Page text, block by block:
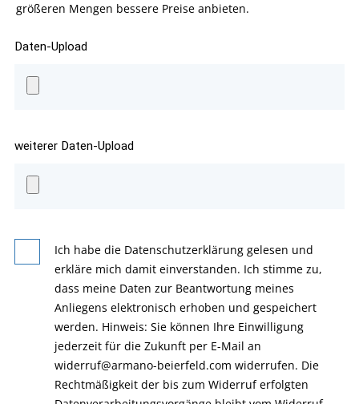
größeren Mengen bessere Preise anbieten.
Daten-Upload
weiterer Daten-Upload
Ich habe die Datenschutzerklärung gelesen und
erkläre mich damit einverstanden. Ich stimme zu,
dass meine Daten zur Beantwortung meines
Anliegens elektronisch erhoben und gespeichert
werden. Hinweis: Sie können Ihre Einwilligung
jederzeit für die Zukunft per E-Mail an
widerruf@armano-beierfeld.com widerrufen. Die
Rechtmäßigkeit der bis zum Widerruf erfolgten